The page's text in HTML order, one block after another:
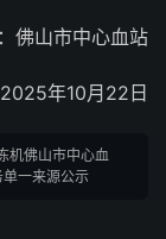
佛山市中心血站
年10月22日
机佛山市中心血
一来源公示